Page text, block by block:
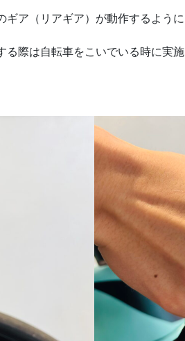
ギア（リアギア）が動作するように
る際は自転車をこいでいる時に実施